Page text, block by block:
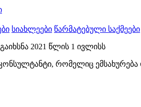
სიახლეები წარმატებული საქმეები
2021 წლის 1 ივლისს
რომელიც